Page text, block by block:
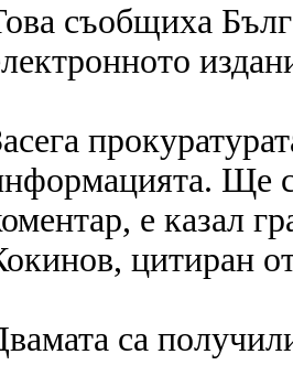
съобщиха
Ще
е казал
цитиран
са